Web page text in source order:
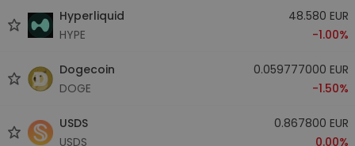
Hyperliquid
HYPE
48.580 EUR
-1.00%
Dogecoin
DOGE
0.059777000 EUR
-1.50%
USDS
USDS
0.867800 EUR
0.00%